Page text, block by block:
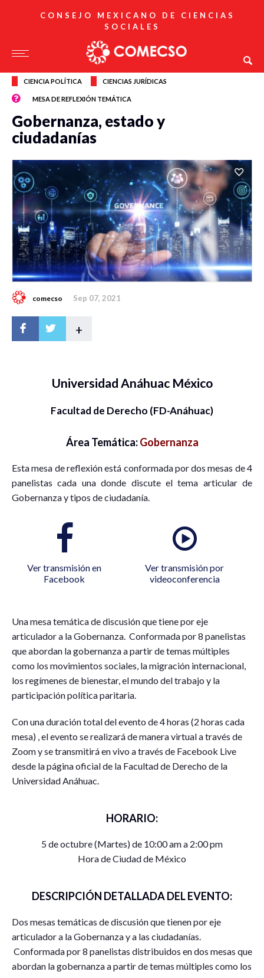
CONSEJO MEXICANO DE CIENCIAS
SOCIALES
CIENCIA POLÍTICA CIENCIAS JURÍDICAS
MESA DE REFLEXIÓN TEMÁTICA
Gobernanza, estado y
ciudadanías
comecso Sep 07, 2021
+
Universidad Anáhuac México
Facultad de Derecho (FD-Anáhuac)
Área Temática:Gobernanza
Esta mesa de reflexión está conformada por dos mesas de 4
panelistas cada una donde discute el tema articular de
Gobernanza y tipos de ciudadanía.
Ver transmisión en
Facebook
Ver transmisión por
videoconferencia
Una mesa temática de discusión que tiene por eje
articulador a la Gobernanza. Conformada por 8 panelistas
que abordan la gobernanza a partir de temas múltiples
como los movimientos sociales, la migración internacional,
los regímenes de bienestar, el mundo del trabajo y la
participación política paritaria.
Con una duración total del evento de 4 horas (2 horas cada
mesa) , el evento se realizará de manera virtual a través de
Zoom y se transmitirá en vivo a través de Facebook Live
desde la página oficial de la Facultad de Derecho de la
Universidad Anáhuac.
HORARIO:
5 de octubre (Martes) de 10:00 am a 2:00 pm
Hora de Ciudad de México
DESCRIPCIÓN DETALLADA DEL EVENTO:
Dos mesas temáticas de discusión que tienen por eje
articulador a la Gobernanza y a las ciudadanías.
Conformada por 8 panelistas distribuidos en dos mesas que
abordan la gobernanza a partir de temas múltiples como los